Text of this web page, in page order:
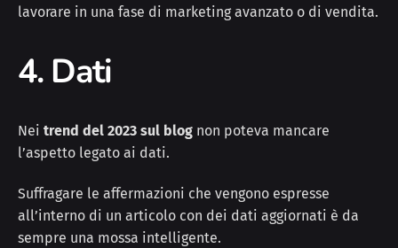
lavorare in una fase di marketing avanzato o di vendita.
4. Dati
Nei trend del 2023 sul blog non poteva mancare
l’aspetto legato ai dati.
Suffragare le affermazioni che vengono espresse
all’interno di un articolo con dei dati aggiornati è da
sempre una mossa intelligente.